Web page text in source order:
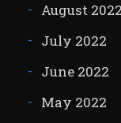
August 2022
July 2022
June 2022
May 2022